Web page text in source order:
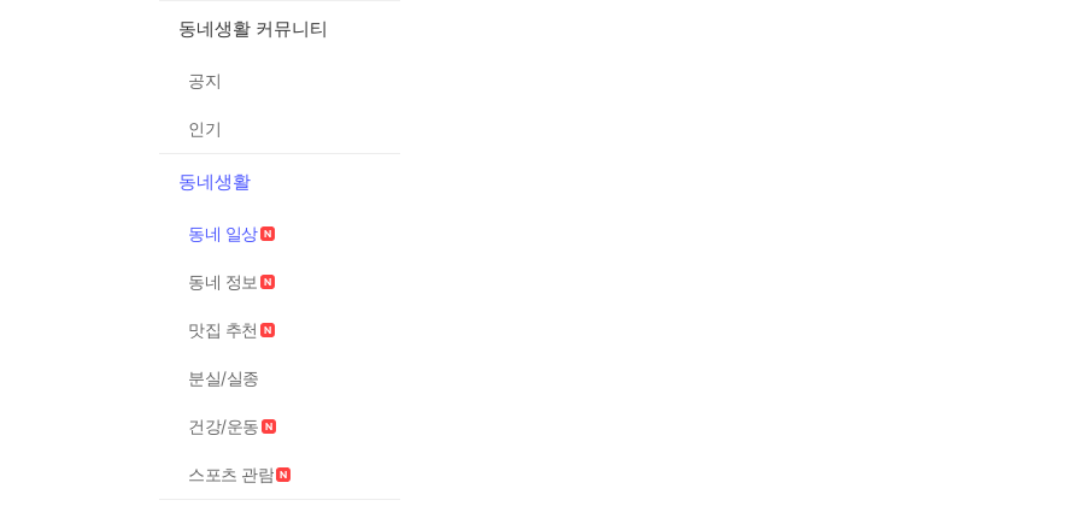
동네생활 커뮤니티
공지
인기
동네생활
동네 일상
동네 정보
맛집 추천
분실/실종
건강/운동
스포츠 관람